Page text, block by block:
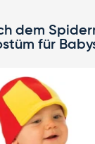
dem
für